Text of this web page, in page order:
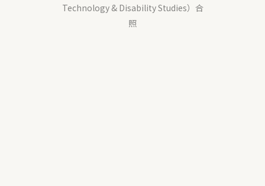
Technology & Disability Studies）合
照